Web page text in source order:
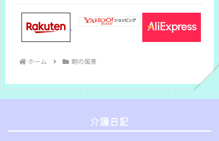
ホーム 朝の風景
介護日記